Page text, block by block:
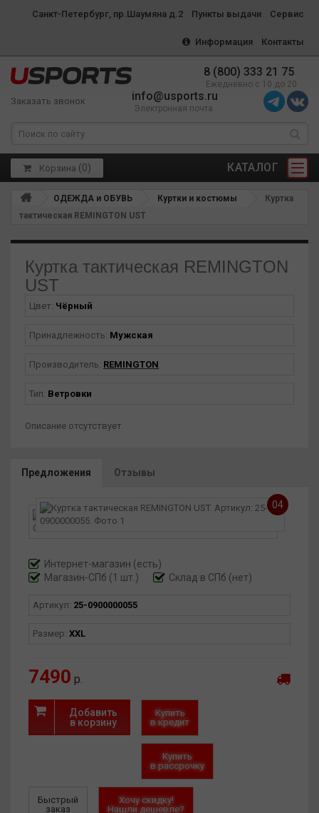
Санкт-Петербург, пр.Шаумяна д.2 Пункты выдачи Сервис
Информация Контакты
8 (800) 333 21 75
Ежедневно с 10 до 20
Заказать звонок info@usports.ru
Электронная почта
КАТАЛОГ
Корзина (0)
ОДЕЖДА и ОБУВЬ Куртки и костюмы
Куртка
тактическая REMINGTON UST
Куртка тактическая REMINGTON
UST
Цвет: Чёрный
Принадлежность: Мужская
Производитель: REMINGTON
Тип: Ветровки
Описание отсутствует
Предложения Отзывы
04
Интернет-магазин (есть)
Магазин-СПб (1 шт.)
Склад в СПб (нет)
Артикул: 25-0900000055
Размер: XXL
7490 р.
Добавить
в корзину
Купить
в кредит
Купить
в рассрочку
Быстрый
заказ
Хочу скидку!
Нашли дешевле?